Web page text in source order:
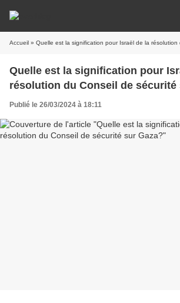
Accueil » Quelle est la signification pour Israël de la résolution du
Quelle est la signification pour
résolution du Conseil de sécurité
Publié le 26/03/2024 à 18:11